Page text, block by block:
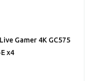
Gamer 4K GC575
x4